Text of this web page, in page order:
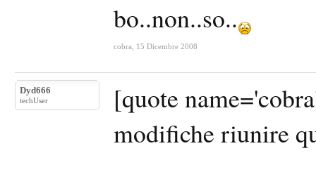
bo..non..so..
cobra 15 Dicembre 2008
Dyd666
techUser
[quote
modifiche riunire